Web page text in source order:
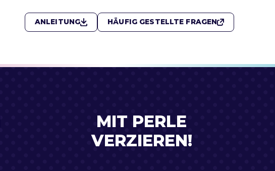
ANLEITUNG HÄUFIG GESTELLTE FRAGEN
MIT PERLE
VERZIEREN!